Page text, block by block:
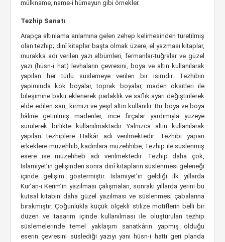
mülkname, name-i hümayun gibi örnekler.
Tezhip Sanatı
Arapça altınlama anlamına gelen zehep kelimesinden türetilmiş
olan tezhip; dinî kitaplar başta olmak üzere, el yazması kitaplar,
murakka adı verilen yazı albümleri, fermanlar-tuğralar ve güzel
yazı (hüsn-i hat) levhaların çevresini, boya ve altın kullanılarak
yapılan her türlü süslemeye verilen bir isimdir. Tezhibin
yapımında kök boyalar, toprak boyalar, maden oksitleri ile
bileşimine bakır eklenerek parlaklık ve saflık ayarı değiştirilerek
elde edilen sarı, kırmızı ve yeşil altın kullanılır. Bu boya ve boya
hâline getirilmiş madenler, ince fırçalar yardımıyla yüzeye
sürülerek birlikte kullanılmaktadır. Yalnızca altın kullanılarak
yapılan tezhiplere Halkâr adı verilmektedir. Tezhibi yapan
erkeklere müzehhib, kadınlara müzehhibe, Tezhip ile süslenmiş
esere ise müzehheb adı verilmektedir. Tezhip daha çok,
İslamiyet’in gelişinden sonra dinî kitapların süslenmesi geleneği
içinde gelişim göstermiştir. İslamiyet’in geldiği ilk yıllarda
Kur’an-ı Kerim’in yazılması çalışmaları, sonraki yıllarda yerini bu
kutsal kitabın daha güzel yazılması ve süslenmesi çabalarına
bırakmıştır. Çoğunlukla küçük ölçekli stilize motiflerin belli bir
düzen ve tasarım içinde kullanılması ile oluşturulan tezhip
süslemelerinde temel yaklaşım sanatkârın yapmış olduğu
eserin çevresini süslediği yazıyı yani hüsn-i hattı geri planda